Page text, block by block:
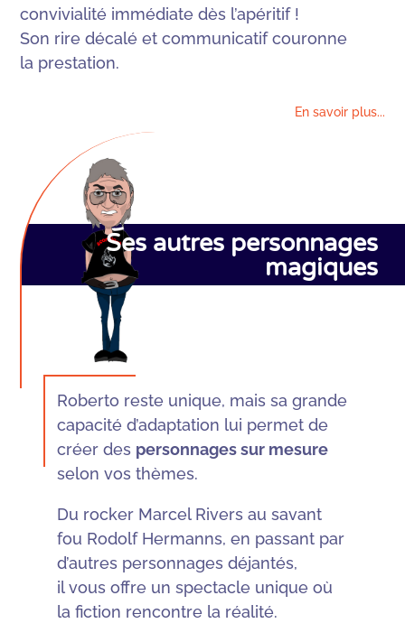
convivialité immédiate dès l’apéritif !
Son rire décalé et communicatif couronne
la prestation.
En savoir plus...
Roberto reste unique, mais sa grande
capacité d’adaptation lui permet de
créer des personnages sur mesure
selon vos thèmes.
Du rocker Marcel Rivers au savant
fou Rodolf Hermanns, en passant par
d’autres personnages déjantés,
il vous offre un spectacle unique où
la fiction rencontre la réalité.
Ses autres personnages
magiques